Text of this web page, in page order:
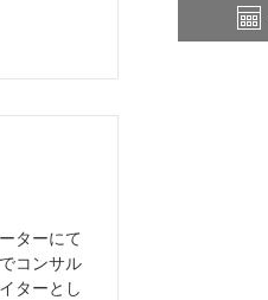
ターにて
コンサル
ターとし